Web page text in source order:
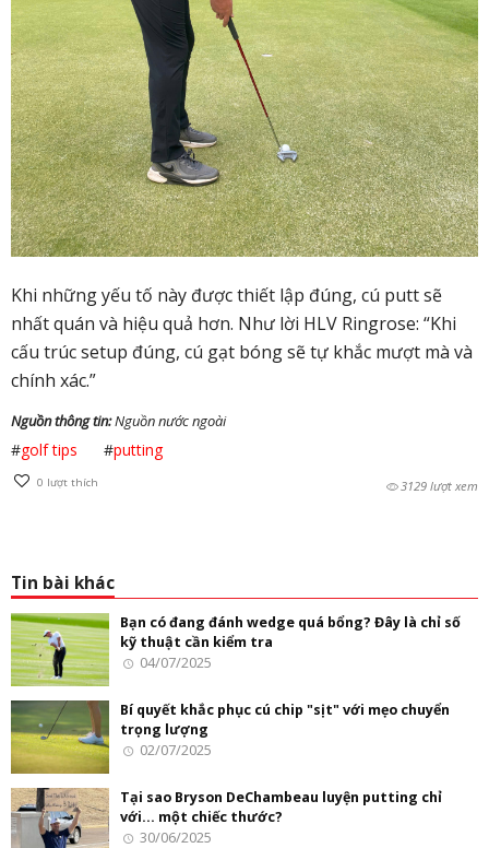
Khi những yếu tố này được thiết lập đúng, cú putt sẽ
nhất quán và hiệu quả hơn. Như lời HLV Ringrose: “Khi
cấu trúc setup đúng, cú gạt bóng sẽ tự khắc mượt mà và
chính xác.”
Nguồn thông tin:Nguồn nước ngoài
#golf tips #putting
0 lượt thích 3129 lượt xem
Tin bài khác
Bạn có đang đánh wedge quá bổng? Đây là chỉ số
kỹ thuật cần kiểm tra
04/07/2025
Bí quyết khắc phục cú chip "sịt" với mẹo chuyển
trọng lượng
02/07/2025
Tại sao Bryson DeChambeau luyện putting chỉ
với... một chiếc thước?
30/06/2025